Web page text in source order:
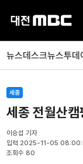
뉴스데스크뉴스투데
세종
세종 전월산
이승섭 기자
입력 2025-11-05
조회수 80